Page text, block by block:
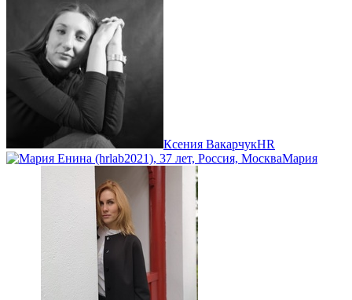
Ксения ВакарчукHR
Мария